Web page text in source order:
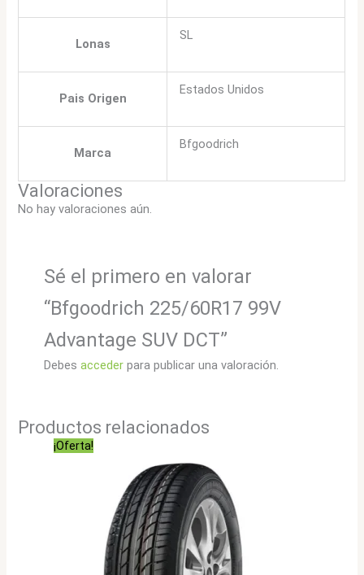
Lonas
SL
Pais Origen
Estados Unidos
Marca
Bfgoodrich
Valoraciones
No hay valoraciones aún.
Sé el primero en valorar
“Bfgoodrich 225/60R17 99V
Advantage SUV DCT”
Debes accederpara publicar una valoración.
Productos relacionados
¡Oferta!